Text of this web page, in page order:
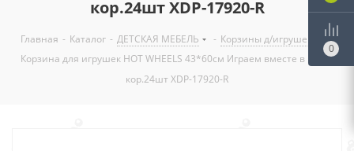
кор.24шт XDP-17920-R
Главная - Каталог - ДЕТСКАЯ МЕБЕЛЬ - Корзины д/игрушек
-
Корзина для игрушек HOT WHEELS 43*60см Играем вместе в пак. в
кор.24шт XDP-17920-R
0